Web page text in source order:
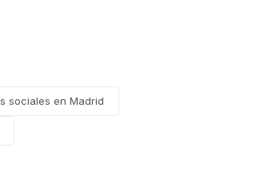
sociales en Madrid